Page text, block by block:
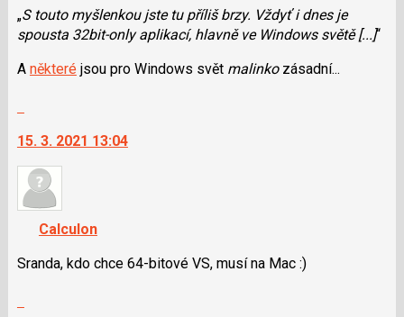
použít
i
N
a
P
pro
předchozí
nový
názor
„S touto myšlenkou jste tu příliš brzy. Vždyť i dnes je
spousta 32bit-only aplikací, hlavně ve Windows světě [...]“
A některéjsou pro Windows svět malinkozásadní...
další
nový
názor.
navigaci
lze
použít
15. 3. 2021 13:04
Calculon
Sranda, kdo chce 64-bitové VS, musí na Mac :)